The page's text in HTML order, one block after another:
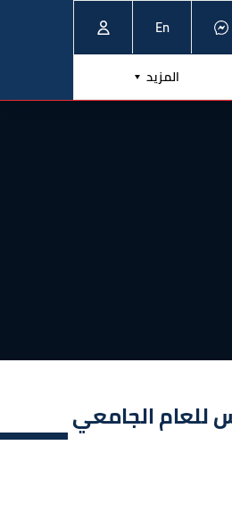
En
المزيد
للعام الجامعي